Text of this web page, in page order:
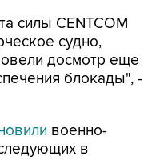
силы CENTCOM
судно,
досмотр еще
блокады", -
военно-
в